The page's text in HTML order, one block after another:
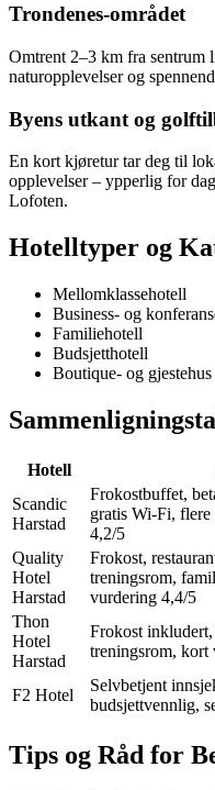
Trondenes-området
Omtrent 2–3 km fra sentrum
naturopplevelser og
Byens utkant og
En kort kjøretur tar deg til
opplevelser – ypperlig for
Lofoten.
Hotelltyper og
Mellomklassehotell
Business- og
Familiehotell
Budsjetthotell
Boutique- og gjestehus
Hotell
Scandic
Harstad
Frokostbuffet,
gratis Wi-Fi,
4,2/5
Quality
Hotel
Harstad
Frokost,
treningsrom,
vurdering 4,4/5
Thon
Hotel
Harstad
Frokost
treningsrom, kort
F2 Hotel
Selvbetjent
budsjettvennlig,
Tips og Råd for